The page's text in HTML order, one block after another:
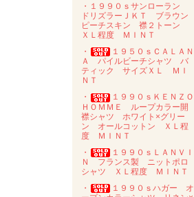
・１９９０ｓサンローラン
ドリズラーＪＫＴ ブラウン
ピーチスキン 襟２トーン
ＸＬ程度 ＭＩＮＴ
・
１９５０ｓＣＡＬＡＮ
Ａ パイルビーチシャツ バ
ティック サイズＸＬ ＭＩ
ＮＴ
・
１９９０ｓＫＥＮＺＯ
ＨＯＭＭＥ ループカラー開
襟シャツ ホワイト×グリー
ン オールコットン ＸＬ程
度 ＭＩＮＴ
・
１９９０ｓＬＡＮＶＩ
Ｎ フランス製 ニットポロ
シャツ ＸＬ程度 ＭＩＮＴ
・
１９９０ｓハガー オ